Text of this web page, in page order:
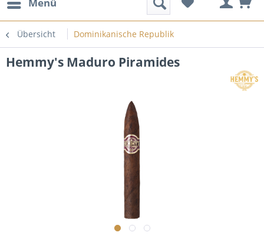
Übersicht Dominikanische Republik
Hemmy's Maduro Piramides